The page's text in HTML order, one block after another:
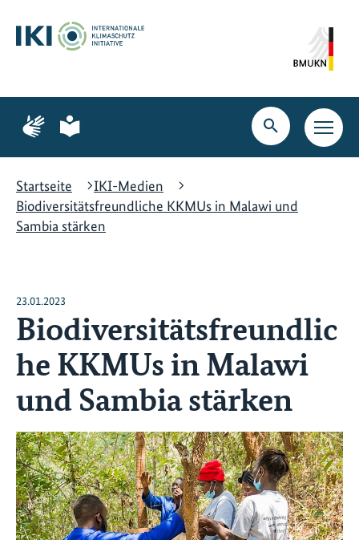
Hauptinhalt
springen
Suche
springen
Hauptnavigation
springen
Zur
Seite
Gebärdensprache
Zur
Seite
leichte
Suche
öffnen
Startseite
IKI-Medien
Biodiversitätsfreundliche KKMUs in Malawi und
Sambia stärken
23.01.2023
Biodiversitätsfreundlic
he KKMUs in Malawi
und Sambia stärken